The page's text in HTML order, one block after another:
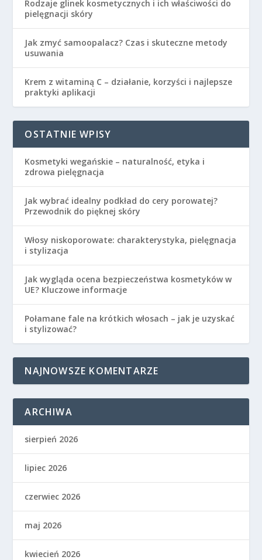
Rodzaje glinek kosmetycznych i ich właściwości do
pielęgnacji skóry
Jak zmyć samoopalacz? Czas i skuteczne metody
usuwania
Krem z witaminą C – działanie, korzyści i najlepsze
praktyki aplikacji
OSTATNIE WPISY
Kosmetyki wegańskie – naturalność, etyka i
zdrowa pielęgnacja
Jak wybrać idealny podkład do cery porowatej?
Przewodnik do pięknej skóry
Włosy niskoporowate: charakterystyka, pielęgnacja
i stylizacja
Jak wygląda ocena bezpieczeństwa kosmetyków w
UE? Kluczowe informacje
Połamane fale na krótkich włosach – jak je uzyskać
i stylizować?
NAJNOWSZE KOMENTARZE
ARCHIWA
sierpień 2026
lipiec 2026
czerwiec 2026
maj 2026
kwiecień 2026